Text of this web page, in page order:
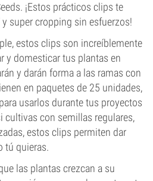
¡Estos prácticos clips te
y super cropping sin esfuerzos!
estos clips son increíblemente
y domesticar tus plantas en
y darán forma a las ramas con
en paquetes de 25 unidades,
usarlos durante tus proyectos
cultivas con semillas regulares,
estos clips permiten dar
tú quieras.
las plantas crezcan a su